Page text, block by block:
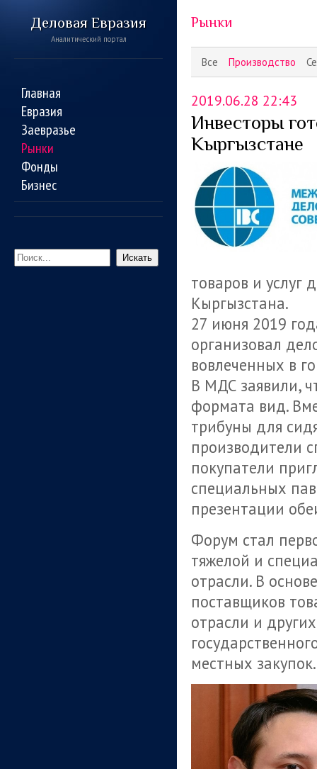
Деловая Евразия
Аналитический портал
Главная
Евразия
Заевразье
Рынки
Фонды
Бизнес
Искать
Все Производство
Рынки
2019.06.28 22:43
Инвесторы
Кыргызстане
товаров и услуг
Кыргызстана.
27 июня 2019
организовал
вовлеченных в
В МДС заявили,
формата вид.
трибуны для
производители
покупатели
специальных
презентации
Форум стал
тяжелой и
отрасли. В
поставщиков
отрасли и
местных закупок.